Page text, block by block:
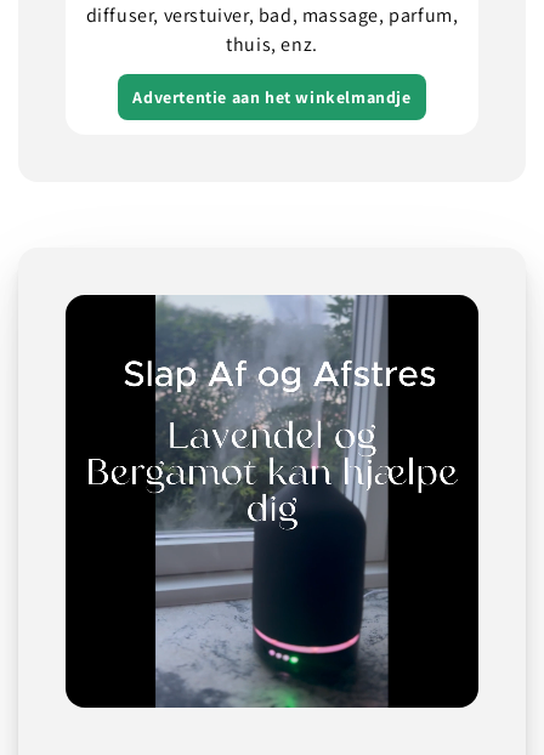
diffuser, verstuiver, bad, massage, parfum,
thuis, enz.
Advertentie aan het winkelmandje